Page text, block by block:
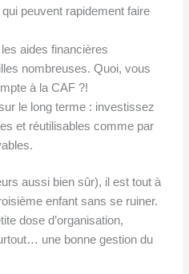
peuvent rapidement faire
aides financières
nombreuses. Quoi, vous
à la CAF ?!
le long terme : investissez
et réutilisables comme par
aussi bien sûr), il est tout à
enfant sans se ruiner.
dose d’organisation,
une bonne gestion du